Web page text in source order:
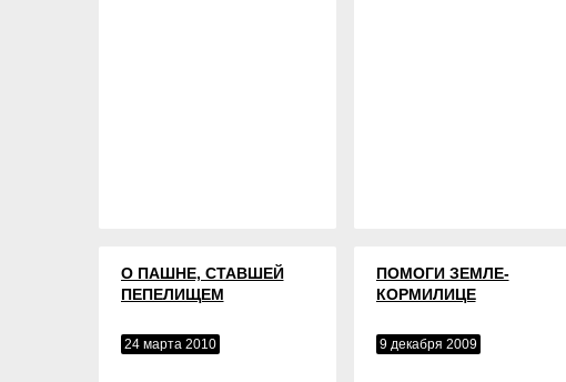
О ПАШНЕ, СТАВШЕЙ
ПЕПЕЛИЩЕМ
24 марта 2010
ПОМОГИ ЗЕМЛЕ-
КОРМИЛИЦЕ
9 декабря 2009